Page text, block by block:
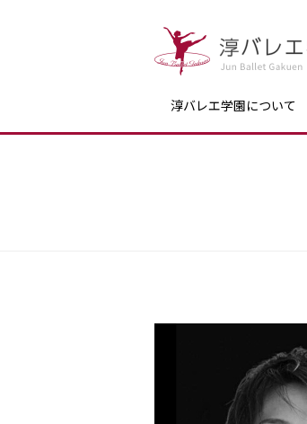
淳バレエ学園について